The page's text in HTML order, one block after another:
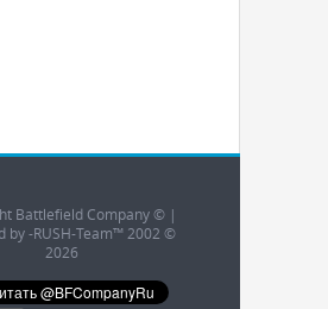
Battlefield Company © |
by -RUSH-Team™ 2002 ©
2026